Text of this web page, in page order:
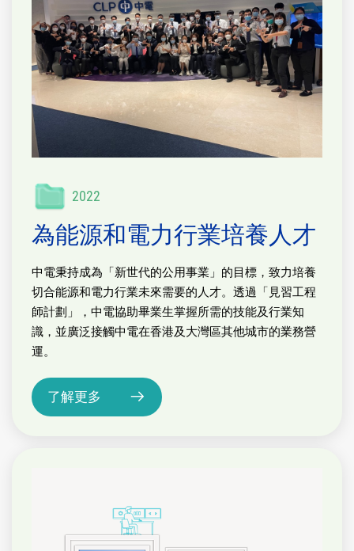
2022
為能源和電力行業培養人才
中電秉持成為「新世代的公用事業」的目標，致力培養
切合能源和電力行業未來需要的人才。透過「見習工程
師計劃」，中電協助畢業生掌握所需的技能及行業知
識，並廣泛接觸中電在香港及大灣區其他城市的業務營
運。
了解更多